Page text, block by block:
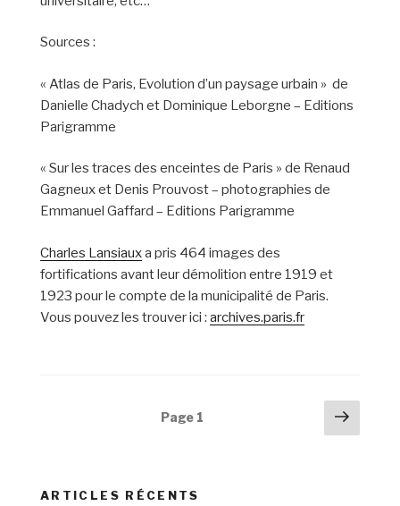
Sources :
« Atlas de Paris, Evolution d’un paysage urbain » de
Danielle Chadych et Dominique Leborgne – Editions
Parigramme
« Sur les traces des enceintes de Paris » de Renaud
Gagneux et Denis Prouvost – photographies de
Emmanuel Gaffard – Editions Parigramme
Charles Lansiauxa pris 464 images des
fortifications avant leur démolition entre 1919 et
1923 pour le compte de la municipalité de Paris.
Vous pouvez les trouver ici : archives.paris.fr
Page 1
Page
ARTICLES RÉCENTS